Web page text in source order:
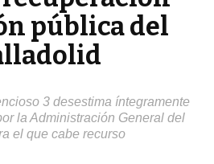
pública del
3 desestima íntegramente
la Administración General del
el que cabe recurso